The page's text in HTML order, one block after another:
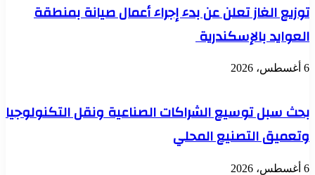
توزيع الغاز تعلن عن بدء إجراء أعمال صيانة بمنطقة
العوايد بالإسكندرية
6 أغسطس، 2026
بحث سبل توسيع الشراكات الصناعية ونقل التكنولوجيا
وتعميق التصنيع المحلي
6 أغسطس، 2026